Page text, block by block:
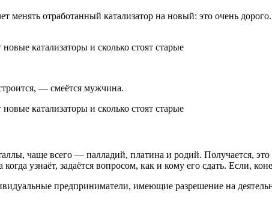
менять отработанный катализатор на новый: это очень
— смеётся мужчина.
чаще всего — палладий, платина и родий. Получается,
узнаёт, задаётся вопросом, как и кому его сдать. Если,
предприниматели, имеющие разрешение на